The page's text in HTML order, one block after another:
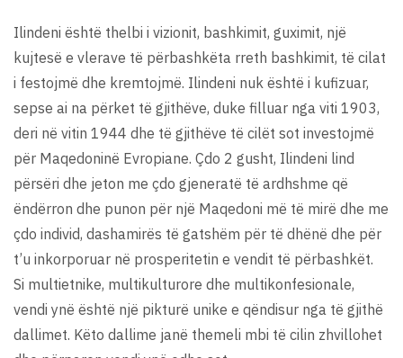
Ilindeni është thelbi i vizionit, bashkimit, guximit, një
kujtesë e vlerave të përbashkëta rreth bashkimit, të cilat
i festojmë dhe kremtojmë. Ilindeni nuk është i kufizuar,
sepse ai na përket të gjithëve, duke filluar nga viti 1903,
deri në vitin 1944 dhe të gjithëve të cilët sot investojmë
për Maqedoninë Evropiane. Çdo 2 gusht, Ilindeni lind
përsëri dhe jeton me çdo gjeneratë të ardhshme që
ëndërron dhe punon për një Maqedoni më të mirë dhe me
çdo individ, dashamirës të gatshëm për të dhënë dhe për
t’u inkorporuar në prosperitetin e vendit të përbashkët.
Si multietnike, multikulturore dhe multikonfesionale,
vendi ynë është një pikturë unike e qëndisur nga të gjithë
dallimet. Këto dallime janë themeli mbi të cilin zhvillohet